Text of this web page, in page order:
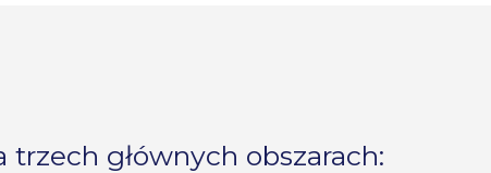
trzech głównych obszarach: